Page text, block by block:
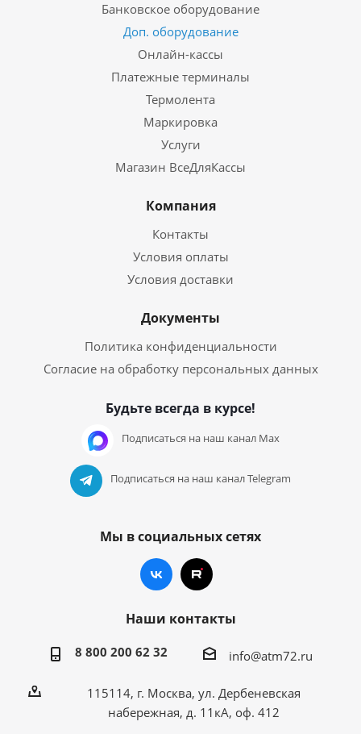
Банковское оборудование
Доп. оборудование
Онлайн-кассы
Платежные терминалы
Термолента
Маркировка
Услуги
Магазин ВсеДляКассы
Компания
Контакты
Условия оплаты
Условия доставки
Документы
Политика конфиденциальности
Согласие на обработку персональных данных
Будьте всегда в курсе!
Подписаться на наш канал Max
Подписаться на наш канал Telegram
Мы в социальных сетях
Наши контакты
8 800 200 62 32 info@atm72.ru
115114, г. Москва, ул. Дербеневская
набережная, д. 11кА, оф. 412